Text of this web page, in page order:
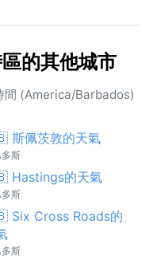
的其他城市
間 (America/Barbados)
佩茨敦的天氣
斯
的天氣
斯
Cross Roads的
斯